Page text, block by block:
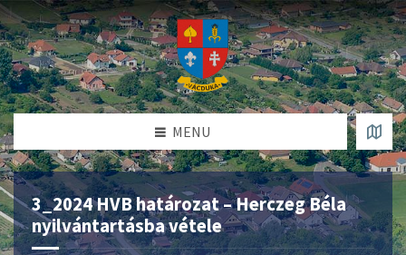
MENU
3_2024 HVB határozat – Herczeg Béla
nyilvántartásba vétele